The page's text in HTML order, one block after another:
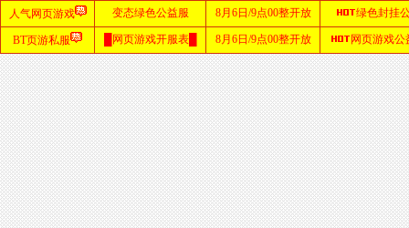
首
页
zhaosf
传奇
sf999
发布
网
找
私
服